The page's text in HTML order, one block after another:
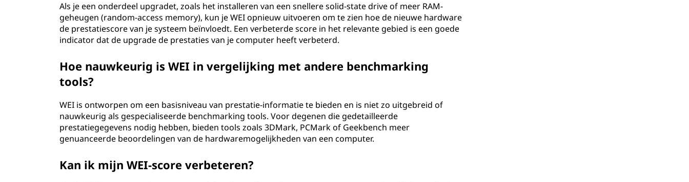
Als je een onderdeel upgradet, zoals het installeren van een snellere solid-state drive of meer RAM-
geheugen (random-access memory), kun je WEI opnieuw uitvoeren om te zien hoe de nieuwe hardware
de prestatiescore van je systeem beïnvloedt. Een verbeterde score in het relevante gebied is een goede
indicator dat de upgrade de prestaties van je computer heeft verbeterd.
Hoe nauwkeurig is WEI in vergelijking met andere benchmarking
tools?
WEI is ontworpen om een basisniveau van prestatie-informatie te bieden en is niet zo uitgebreid of
nauwkeurig als gespecialiseerde benchmarking tools. Voor degenen die gedetailleerde
prestatiegegevens nodig hebben, bieden tools zoals 3DMark, PCMark of Geekbench meer
genuanceerde beoordelingen van de hardwaremogelijkheden van een computer.
Kan ik mijn WEI-score verbeteren?